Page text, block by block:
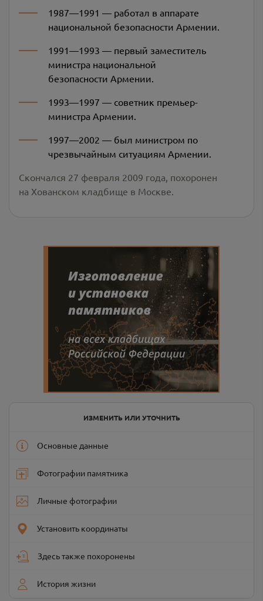
1987—1991 — работал в аппарате
национальной безопасности Армении.
1991—1993 — первый заместитель
министра национальной
безопасности Армении.
1993—1997 — советник премьер-
министра Армении.
1997—2002 — был министром по
чрезвычайным ситуациям Армении.
Скончался 27 февраля 2009 года, похоронен
на Хованском кладбище в Москве.
ИЗМЕНИТЬ ИЛИ УТОЧНИТЬ
Основные данные
Фотографии памятника
Личные фотографии
Установить координаты
Здесь также похоронены
История жизни